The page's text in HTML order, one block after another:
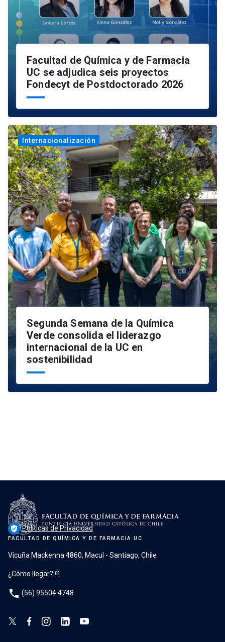
Facultad de Química y de Farmacia
UC se adjudica seis proyectos
Fondecyt de Postdoctorado 2026
Internacionalización
Segunda Semana de la Química
Verde consolida el liderazgo
internacional de la UC en
sostenibilidad
verified_user Políticas de Privacidad
FACULTAD DE QUÍMICA Y DE FARMACIA UC
Vicuña Mackenna 4860, Macul - Santiago, Chile
¿Cómo llegar?
phone (56) 95504 4748